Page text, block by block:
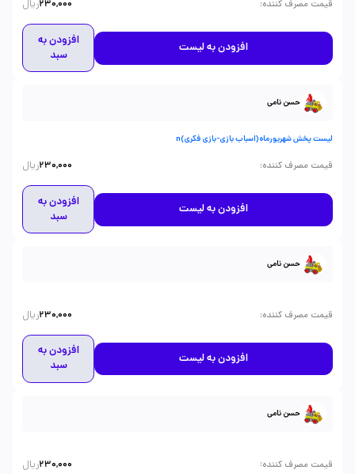
قیمت مصرف کننده:
230,000ریال
افزودن به لیست
افزودن به
سبد
حسن نامی
لیست پخش شهریورماه(اسباب بازی-بازی فکری)n
قیمت مصرف کننده:
230,000ریال
افزودن به لیست
افزودن به
سبد
حسن نامی
قیمت مصرف کننده:
230,000ریال
افزودن به لیست
افزودن به
سبد
حسن نامی
قیمت مصرف کننده:
230,000ریال